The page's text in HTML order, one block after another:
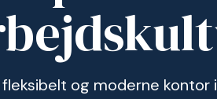
og moderne kontor